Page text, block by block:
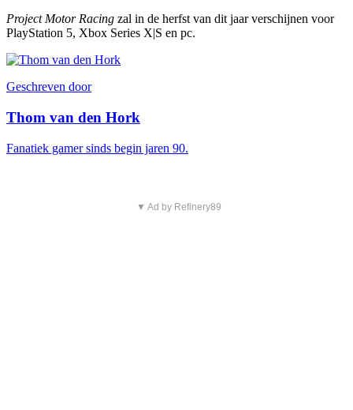
Project Motor Racing zal in de herfst van dit jaar verschijnen voor
PlayStation 5, Xbox Series X|S en pc.
Geschreven door
Thom van den Hork
Fanatiek gamer sinds begin jaren 90.
▼ Ad by Refinery89